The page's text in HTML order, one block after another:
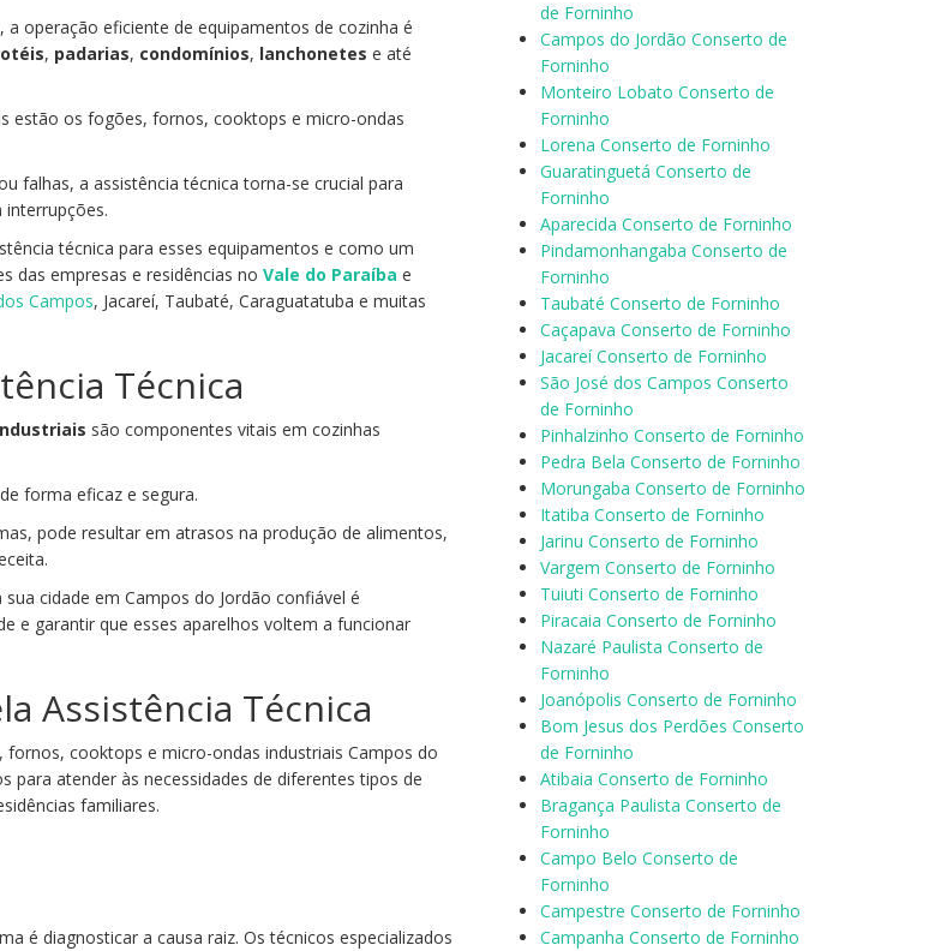
operação eficiente de equipamentos de cozinha é
, padarias, condomínios, lanchonetes e até
estão os fogões, fornos, cooktops e micro-ondas
falhas, a assistência técnica torna-se crucial para
técnica para esses equipamentos e como um
das empresas e residências noVale do Paraíba e
Campos, Jacareí, Taubaté, Caraguatatuba e muitas
Técnica
são componentes vitais em cozinhas
forma eficaz e segura.
pode resultar em atrasos na produção de alimentos,
cidade em Campos do Jordão confiável é
e garantir que esses aparelhos voltem a funcionar
Assistência Técnica
cooktops e micro-ondas industriais Campos do
para atender às necessidades de diferentes tipos de
familiares.
é diagnosticar a causa raiz. Os técnicos especializados
de Forninho
Campos do Jordão Conserto de
Forninho
Monteiro Lobato Conserto de
Forninho
Lorena Conserto de Forninho
Guaratinguetá Conserto de
Forninho
Aparecida Conserto de Forninho
Pindamonhangaba Conserto de
Forninho
Taubaté Conserto de Forninho
Caçapava Conserto de Forninho
Jacareí Conserto de Forninho
São José dos Campos Conserto
de Forninho
Pinhalzinho Conserto de Forninho
Pedra Bela Conserto de Forninho
Morungaba Conserto de Forninho
Itatiba Conserto de Forninho
Jarinu Conserto de Forninho
Vargem Conserto de Forninho
Tuiuti Conserto de Forninho
Piracaia Conserto de Forninho
Nazaré Paulista Conserto de
Forninho
Joanópolis Conserto de Forninho
Bom Jesus dos Perdões Conserto
de Forninho
Atibaia Conserto de Forninho
Bragança Paulista Conserto de
Forninho
Campo Belo Conserto de
Forninho
Campestre Conserto de Forninho
Campanha Conserto de Forninho